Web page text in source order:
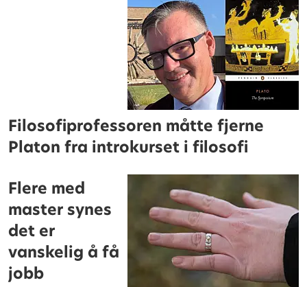
Filosofiprofessoren måtte fjerne
Platon fra introkurset i filosofi
Flere med
master synes
det er
vanskelig å få
jobb